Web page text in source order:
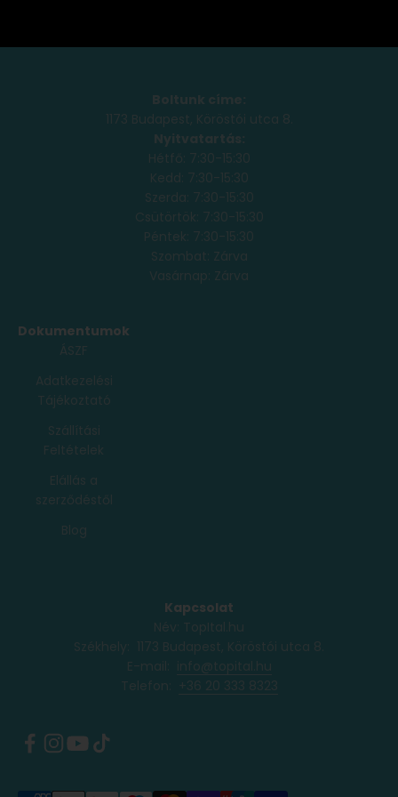
Boltunk címe:
1173 Budapest, Köröstói utca 8.
Nyitvatartás:
Hétfő: 7:30-15:30
Kedd: 7:30-15:30
Szerda: 7:30-15:30
Csütörtök: 7:30-15:30
Péntek: 7:30-15:30
Szombat: Zárva
Vasárnap: Zárva
Dokumentumok
ÁSZF
Adatkezelési
Tájékoztató
Szállítási
Feltételek
Elállás a
szerződéstől
Blog
Kapcsolat
Név: TopItal.hu
Székhely: 1173 Budapest, Köröstói utca 8.
E-mail: info@topital.hu
Telefon: ‭
+36 20 333 8323